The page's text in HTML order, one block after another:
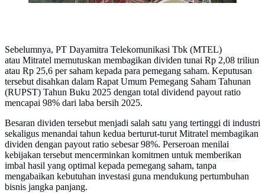
Sebelumnya, PT Dayamitra Telekomunikasi Tbk (MTEL)
atau Mitratel memutuskan membagikan dividen tunai Rp 2,08 triliun
atau Rp 25,6 per saham kepada para pemegang saham. Keputusan
tersebut disahkan dalam Rapat Umum Pemegang Saham Tahunan
(RUPST) Tahun Buku 2025 dengan total dividend payout ratio
mencapai 98% dari laba bersih 2025.
Besaran dividen tersebut menjadi salah satu yang tertinggi di industri
sekaligus menandai tahun kedua berturut-turut Mitratel membagikan
dividen dengan payout ratio sebesar 98%. Perseroan menilai
kebijakan tersebut mencerminkan komitmen untuk memberikan
imbal hasil yang optimal kepada pemegang saham, tanpa
mengabaikan kebutuhan investasi guna mendukung pertumbuhan
bisnis jangka panjang.